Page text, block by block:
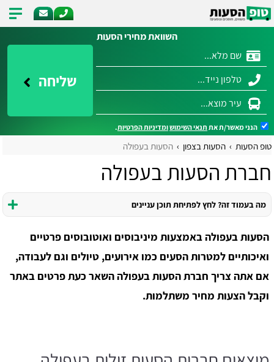
השוואת מחירי הסעות
שליחה
הנני מאשר/ת את תנאי השימושומדיניות הפרטיות.
טופ הסעות הסעות בצפון הסעות בעפולה
חברת הסעות בעפולה
מה בעמוד זה? לחץ לפתיחת תוכן עניינים
הסעות בעפולה באמצעות מיניבוסים ואוטובוסים פרטיים
ואיכותיים למטרות הסעים כמו אירועים, טיולים וגם לעבודה,
אם אתה צריך חברת הסעות בעפולה השאר כעת פרטים באתר
וקבל הצעות מחיר משתלמות.